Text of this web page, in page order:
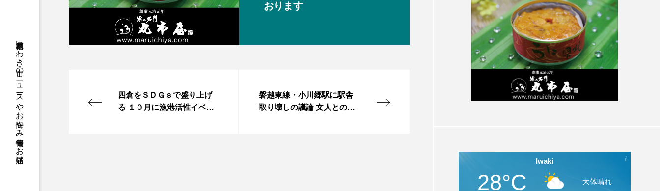
福島県いわき市のニュースやお悔やみ情報等をお届け
おります
四倉をＳＤＧｓで盛り上げ
る １０月に漁港活性イベン
磐越東線・小川郷駅に駅舎
取り壊しの議論 文人との縁
Iwaki
28°C 大体晴れ